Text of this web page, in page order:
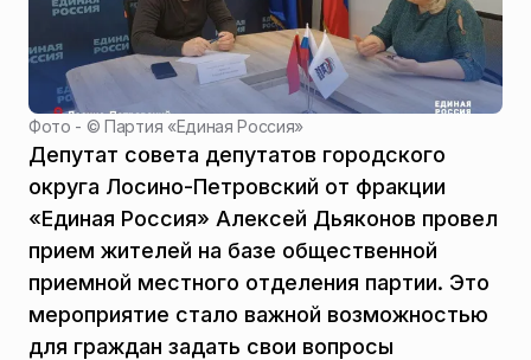
Фото - ©Партия «Единая Россия»
Депутат совета депутатов городского
округа Лосино-Петровский от фракции
«Единая Россия» Алексей Дьяконов провел
прием жителей на базе общественной
приемной местного отделения партии. Это
мероприятие стало важной возможностью
для граждан задать свои вопросы